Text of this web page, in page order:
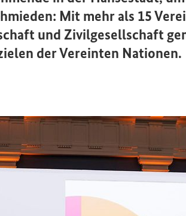
Mit mehr als 15
und Zivilgesellschaft
der Vereinten Nationen.